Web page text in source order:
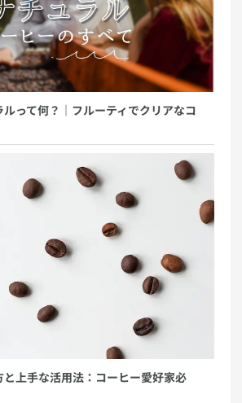
って何？｜フルーティでクリアなコ
上手な活用法：コーヒー愛好家必